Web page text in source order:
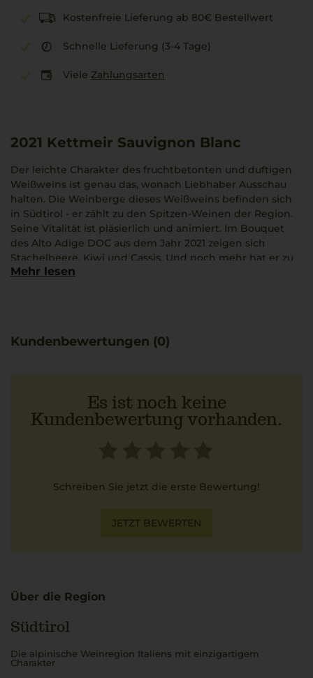
Kostenfreie Lieferung ab 80€ Bestellwert
Schnelle Lieferung (3-4 Tage)
Viele Zahlungsarten
2021 Kettmeir Sauvignon Blanc
Der leichte Charakter des fruchtbetonten und duftigen
Weißweins ist genau das, wonach Liebhaber Ausschau
halten. Die Weinberge dieses Weißweins befinden sich
in Südtirol - er zählt zu den Spitzen-Weinen der Region.
Seine Vitalität ist pläsierlich und animiert. Im Bouquet
des Alto Adige DOC aus dem Jahr 2021 zeigen sich
Stachelbeere, Kiwi und Cassis. Und noch mehr hat er zu
bieten: So integrieren sich Aromen wie Brennnessel,
zu einem Dinner mit den besten Freunden
Mehr lesen
Kundenbewertungen (0)
Es ist noch keine
Kundenbewertung vorhanden.
Schreiben Sie jetzt die erste Bewertung!
JETZT BEWERTEN
Über die Region
Südtirol
Die alpinische Weinregion Italiens mit einzigartigem
Charakter